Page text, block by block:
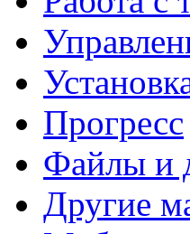
Прогресс
Файлы и
Другие